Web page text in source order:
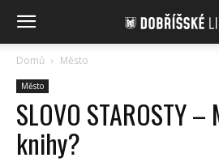
Domů Město
Město
SLOVO STAROSTY –
knihy?